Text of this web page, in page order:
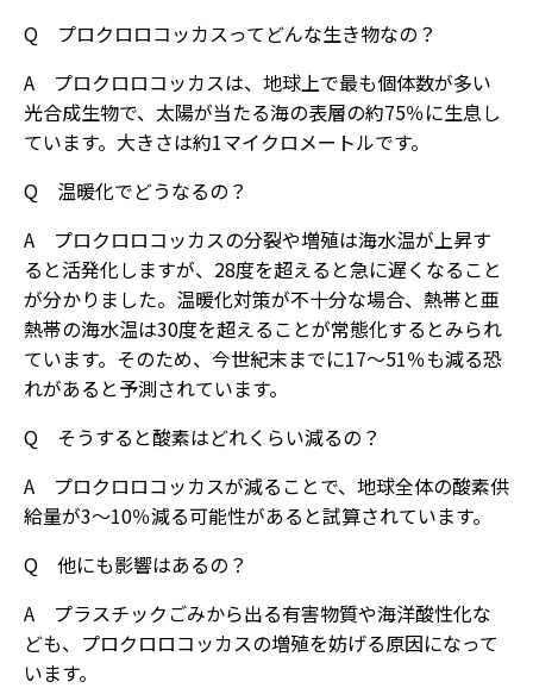
Q プロクロロコッカスってどんな生き物なの？
A プロクロロコッカスは、地球上で最も個体数が多い
光合成生物で、太陽が当たる海の表層の約75％に生息し
ています。大きさは約1マイクロメートルです。
Q 温暖化でどうなるの？
A プロクロロコッカスの分裂や増殖は海水温が上昇す
ると活発化しますが、28度を超えると急に遅くなること
が分かりました。温暖化対策が不十分な場合、熱帯と亜
熱帯の海水温は30度を超えることが常態化するとみられ
ています。そのため、今世紀末までに17～51％も減る恐
れがあると予測されています。
Q そうすると酸素はどれくらい減るの？
A プロクロロコッカスが減ることで、地球全体の酸素供
給量が3～10％減る可能性があると試算されています。
Q 他にも影響はあるの？
A プラスチックごみから出る有害物質や海洋酸性化な
ども、プロクロロコッカスの増殖を妨げる原因になって
います。